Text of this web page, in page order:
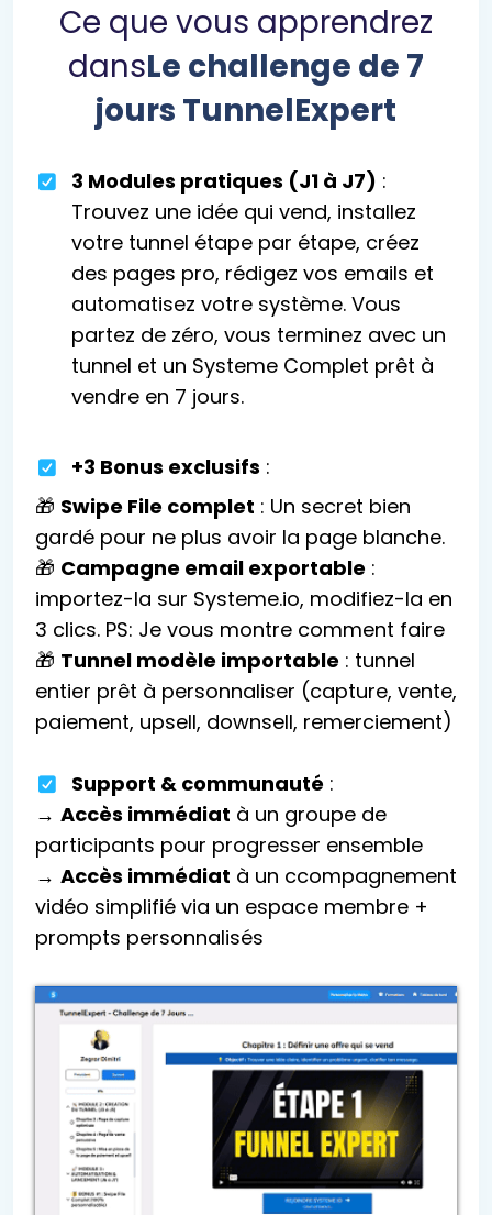
Ce que vous apprendrez
dansLe challenge de 7
jours TunnelExpert
3 Modules pratiques (J1 à J7) :
Trouvez une idée qui vend, installez
votre tunnel étape par étape, créez
des pages pro, rédigez vos emails et
automatisez votre système. Vous
partez de zéro, vous terminez avec un
tunnel et un Systeme Complet prêt à
vendre en 7 jours.
+3 Bonus exclusifs :
🎁 Swipe File complet : Un secret bien
gardé pour ne plus avoir la page blanche.
🎁 Campagne email exportable :
importez-la sur Systeme.io, modifiez-la en
3 clics. PS: Je vous montre comment faire
🎁 Tunnel modèle importable : tunnel
entier prêt à personnaliser (capture, vente,
paiement, upsell, downsell, remerciement)
Support & communauté :
→ Accès immédiat à un groupe de
participants pour progresser ensemble
→ Accès immédiat à un ccompagnement
vidéo simplifié via un espace membre +
prompts personnalisés